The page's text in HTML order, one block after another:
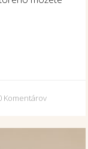
Komentárov